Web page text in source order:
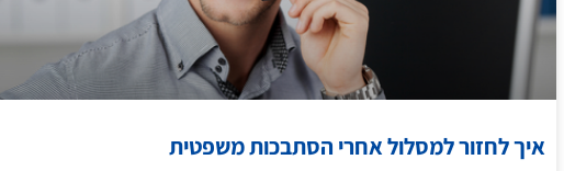
איך לחזור למסלול אחרי הסתבכות משפטית